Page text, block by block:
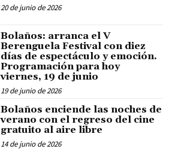
20 de junio de 2026
Bolaños: arranca el V
Berenguela Festival con diez
días de espectáculo y emoción.
Programación para hoy
viernes, 19 de junio
19 de junio de 2026
Bolaños enciende las noches de
verano con el regreso del cine
gratuito al aire libre
14 de junio de 2026